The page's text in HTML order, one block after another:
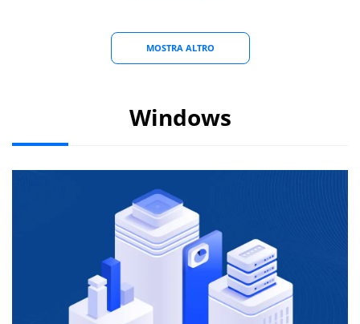
MOSTRA ALTRO
Windows